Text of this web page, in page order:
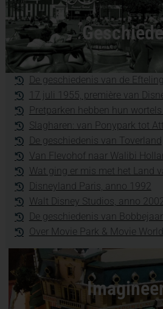
De geschiedenis van de
17 juli 1955, première van
Pretparken hebben hun
Slagharen: van Ponypark tot
De geschiedenis van Toverland
Van Flevohof naar Walibi
Wat ging er mis met het Land
Disneyland Paris, anno 1992
Walt Disney Studios, anno
De geschiedenis van
Over Movie Park & Movie World